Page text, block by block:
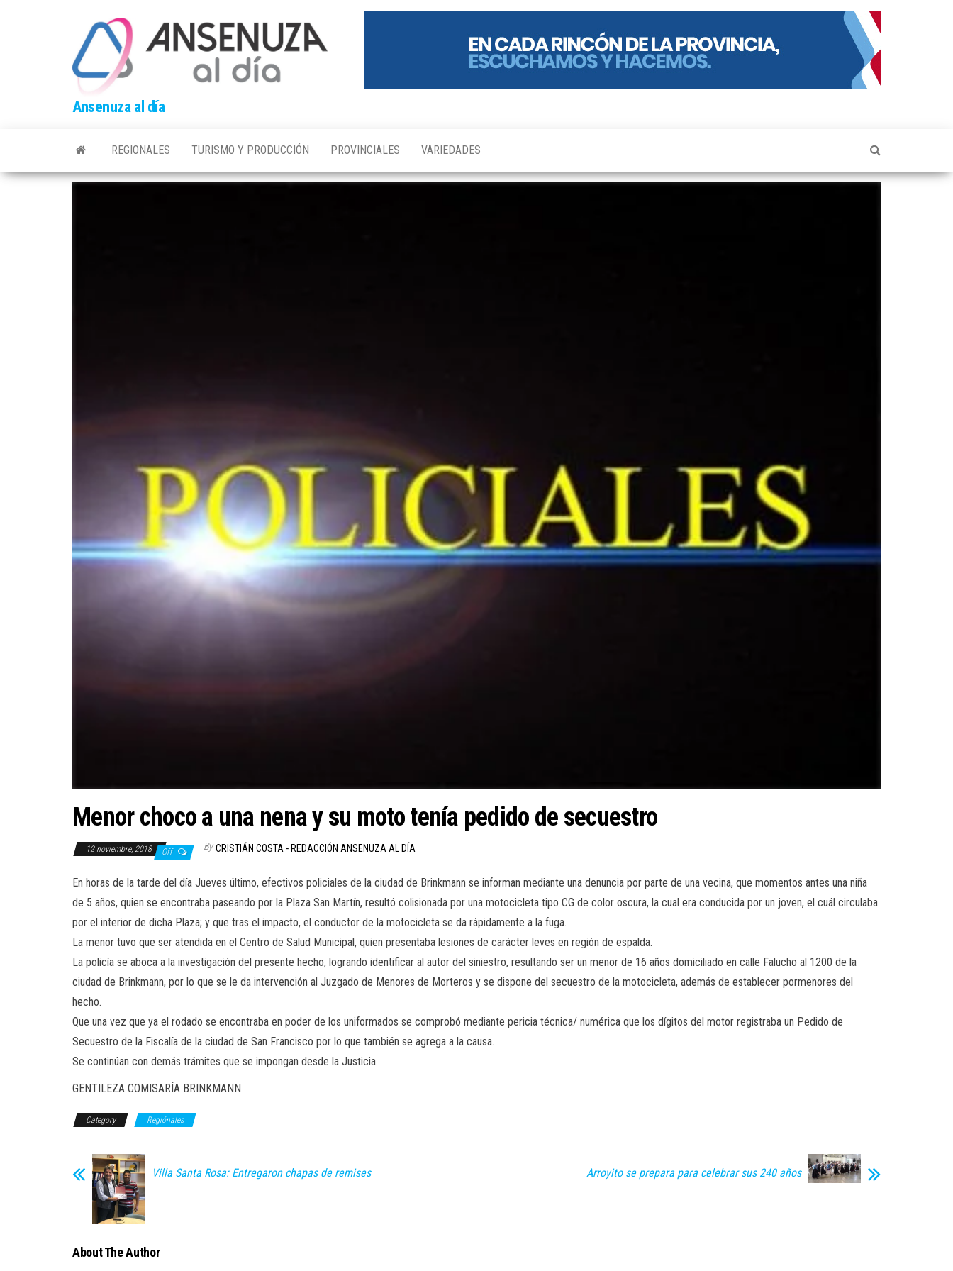
Ansenuza al día
REGIONALES TURISMO Y PRODUCCIÓN PROVINCIALES VARIEDADES
Menor choco a una nena y su moto tenía pedido de secuestro
12 noviembre, 2018 Off By CRISTIÁN COSTA - REDACCIÓN ANSENUZA AL DÍA
En horas de la tarde del día Jueves último, efectivos policiales de la ciudad de Brinkmann se informan mediante una denuncia por parte de una vecina, que momentos antes una niña
de 5 años, quien se encontraba paseando por la Plaza San Martín, resultó colisionada por una motocicleta tipo CG de color oscura, la cual era conducida por un joven, el cuál circulaba
por el interior de dicha Plaza; y que tras el impacto, el conductor de la motocicleta se da rápidamente a la fuga.
La menor tuvo que ser atendida en el Centro de Salud Municipal, quien presentaba lesiones de carácter leves en región de espalda.
La policía se aboca a la investigación del presente hecho, logrando identificar al autor del siniestro, resultando ser un menor de 16 años domiciliado en calle Falucho al 1200 de la
ciudad de Brinkmann, por lo que se le da intervención al Juzgado de Menores de Morteros y se dispone del secuestro de la motocicleta, además de establecer pormenores del
hecho.
Que una vez que ya el rodado se encontraba en poder de los uniformados se comprobó mediante pericia técnica/ numérica que los dígitos del motor registraba un Pedido de
Secuestro de la Fiscalía de la ciudad de San Francisco por lo que también se agrega a la causa.
Se continúan con demás trámites que se impongan desde la Justicia.
GENTILEZA COMISARÍA BRINKMANN
Category Regiónales
Villa Santa Rosa: Entregaron chapas de remises Arroyito se prepara para celebrar sus 240 años
About The Author